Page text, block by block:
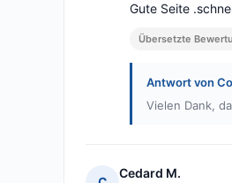
Gute Seite
Übersetzte
Antwort von
Vielen Dank,
Cedard M.